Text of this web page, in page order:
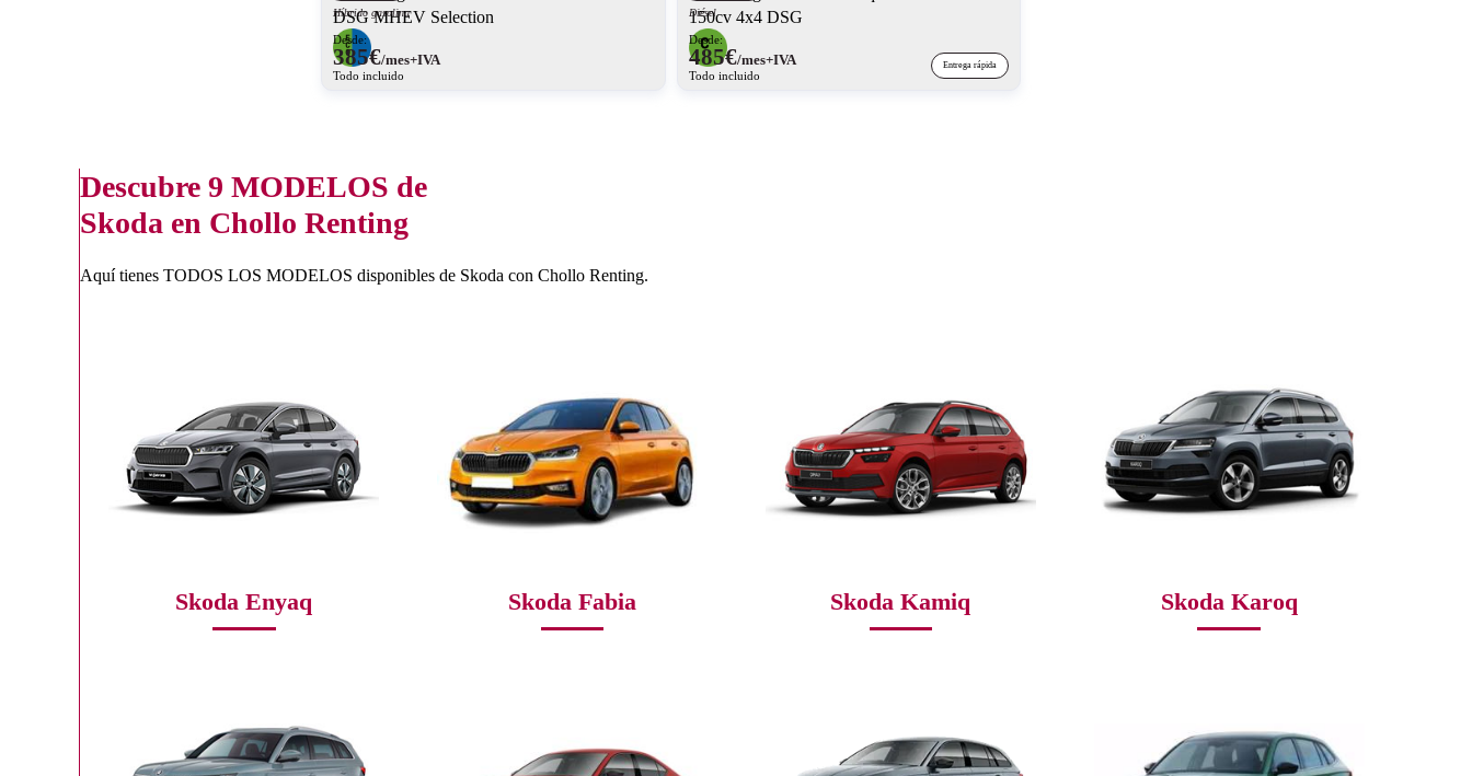
Híbrido gasolina
Desde:
385€/mes+IVA
Todo incluido
Diésel
Desde:
485€/mes+IVA
Todo incluido
Entrega rápida
Descubre 9 MODELOS de
Skoda en Chollo Renting
Aquí tienes TODOS LOS MODELOS disponibles de Skoda con Chollo Renting.
Skoda Enyaq Skoda Fabia Skoda Kamiq Skoda Karoq